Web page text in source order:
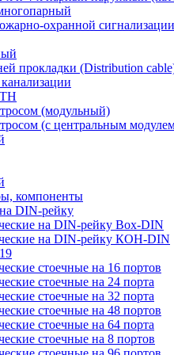
охранной сигнализации
прокладки (Distribution
(модульный)
(с центральным
компоненты
DIN-рейку
на DIN-рейку Box-DIN
на DIN-рейку КОН-DIN
стоечные на 16 портов
стоечные на 24 порта
стоечные на 32 порта
стоечные на 48 портов
стоечные на 64 порта
стоечные на 8 портов